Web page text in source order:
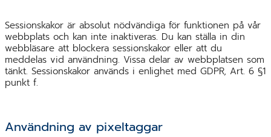
Sessionskakor är absolut nödvändiga för funktionen på vår
webbplats och kan inte inaktiveras. Du kan ställa in din
webbläsare att blockera sessionskakor eller att du
meddelas vid användning. Vissa delar av webbplatsen som
tänkt. Sessionskakor används i enlighet med GDPR, Art. 6 §1
punkt f.
Användning av pixeltaggar